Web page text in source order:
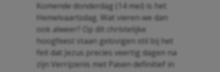
Komende donderdag (14 mei) is het
Hemelvaartsdag. Wat vieren we dan
ook alweer? Op dit christelijke
hoogfeest staan gelovigen stil bij het
feit dat Jezus precies veertig dagen na
zijn Verrijzenis met Pasen definitief in